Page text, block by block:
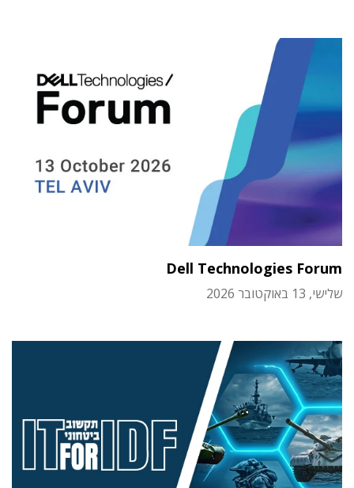
Dell Technologies Forum
שלישי, 13 באוקטובר 2026